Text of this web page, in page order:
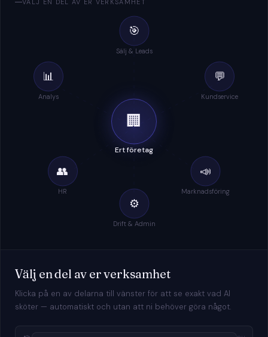
🏢
Ert företag
🎯
Sälj & Leads
💬
Kundservice
📣
Marknadsföring
⚙️
Drift & Admin
👥
HR
📊
Analys
Välj en del av er verksamhet
Klicka på en av delarna till vänster för att se exakt vad AI
sköter — automatiskt och utan att ni behöver göra något.